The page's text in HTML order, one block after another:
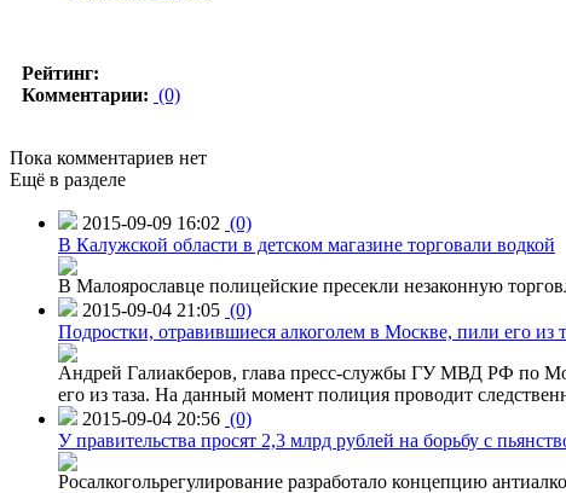
Рейтинг:
Комментарии: (0)
Пока комментариев нет
Ещё в разделе
2015-09-09 16:02 (0)
В Калужской области в детском магазине торговали водкой
В Малоярославце полицейские пресекли незаконную
2015-09-04 21:05 (0)
Подростки, отравившиеся алкоголем в Москве, пили его из
Андрей Галиакберов, глава пресс-службы ГУ МВД РФ по
его из таза. На данный момент полиция проводит
2015-09-04 20:56 (0)
У правительства просят 2,3 млрд рублей на борьбу с
Росалкогольрегулирование разработало концепцию